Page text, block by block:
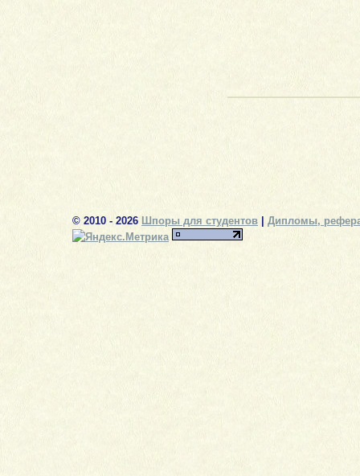
© 2010 - 2026 Шпоры для студентов Дипломы,